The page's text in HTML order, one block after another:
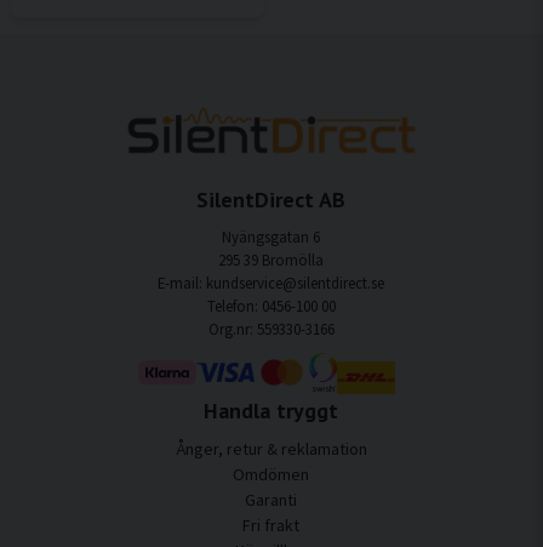
SilentDirect AB
Nyängsgatan 6
295 39 Bromölla
E-mail: kundservice@silentdirect.se
Telefon: 0456-100 00
Org.nr: 559330-3166
Handla tryggt
Ånger, retur & reklamation
Omdömen
Garanti
Fri frakt